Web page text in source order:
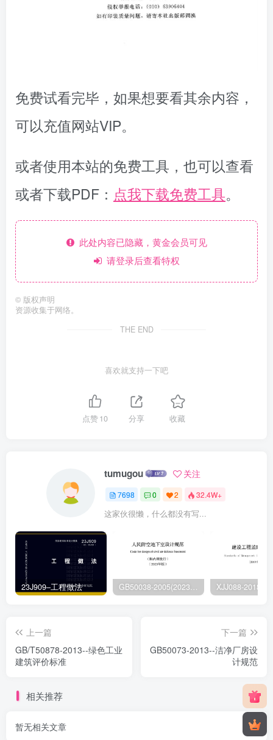
免费试看完毕，如果想要看其余内容，
可以充值网站VIP。
或者使用本站的免费工具，也可以查看
或者下载PDF： 点我下载免费工具。
此处内容已隐藏，黄金会员可见
请登录后查看特权
© 版权声明
资源收集于网络。
THE END
喜欢就支持一下吧
点赞10 分享 收藏
tumugou 关注
7698 0 2 32.4W+
这家伙很懒，什么都没有写...
23J909–工程做法 GB50038-2005(2023版)–人民防空地下室设计规范
上一篇
GB/T50878-2013--绿色工业
建筑评价标准
下一篇
GB50073-2013--洁净厂房设
计规范
相关推荐
暂无相关文章